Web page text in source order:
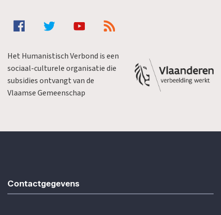
Het Humanistisch Verbond is een
sociaal-culturele organisatie die
subsidies ontvangt van de
Vlaamse Gemeenschap
Contactgegevens